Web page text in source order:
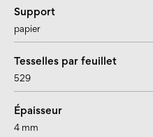
Support
papier
Tesselles par feuillet
529
Épaisseur
4 mm